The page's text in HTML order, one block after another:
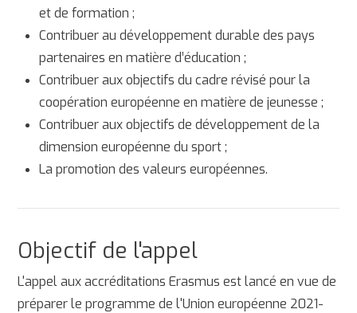
et de formation ;
Contribuer au développement durable des pays
partenaires en matière d’éducation ;
Contribuer aux objectifs du cadre révisé pour la
coopération européenne en matière de jeunesse ;
Contribuer aux objectifs de développement de la
dimension européenne du sport ;
La promotion des valeurs européennes.
Objectif de l'appel
L'appel aux accréditations Erasmus est lancé en vue de
préparer le programme de l'Union européenne 2021-